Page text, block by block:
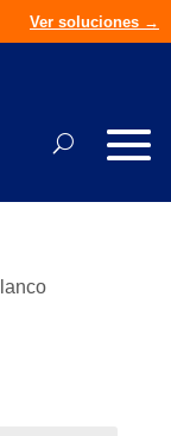
Ver soluciones →